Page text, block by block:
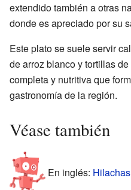
extendido también a otras
donde es apreciado por su
Este plato se suele servir
de arroz blanco y tortillas
completa y nutritiva que
gastronomía de la región.
Véase también
En inglés: